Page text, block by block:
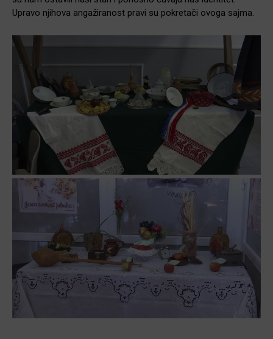
Upravo njihova angažiranost pravi su pokretači ovoga sajma.